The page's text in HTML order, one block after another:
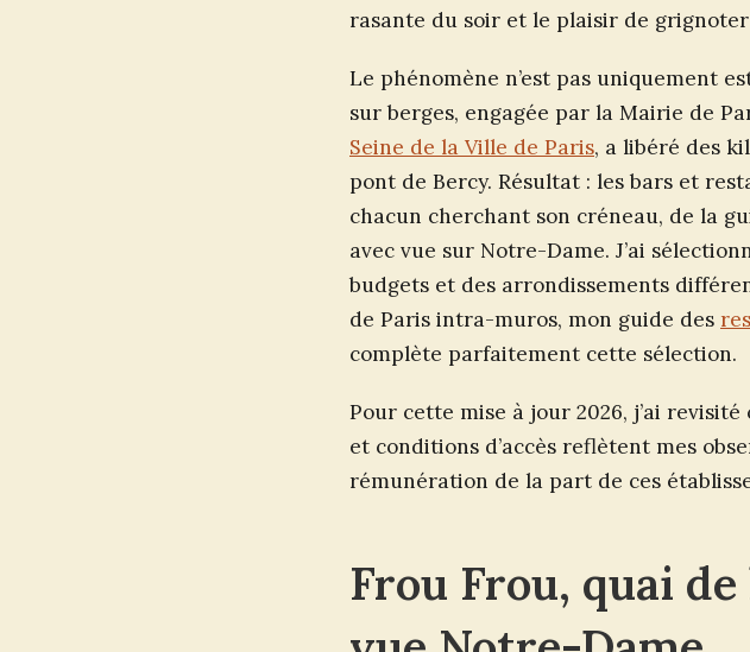
rasante du soir et le plaisir de
Le phénomène n’est pas uniquement
sur berges, engagée par la Mairie de
Seine de la Ville de Paris, a libéré des
pont de Bercy. Résultat : les bars et
chacun cherchant son créneau, de la
avec vue sur Notre-Dame. J’ai
budgets et des arrondissements
de Paris intra-muros, mon guide des
complète parfaitement cette sélection.
Pour cette mise à jour 2026, j’ai
et conditions d’accès reflètent mes
rémunération de la part de ces
Frou Frou, quai